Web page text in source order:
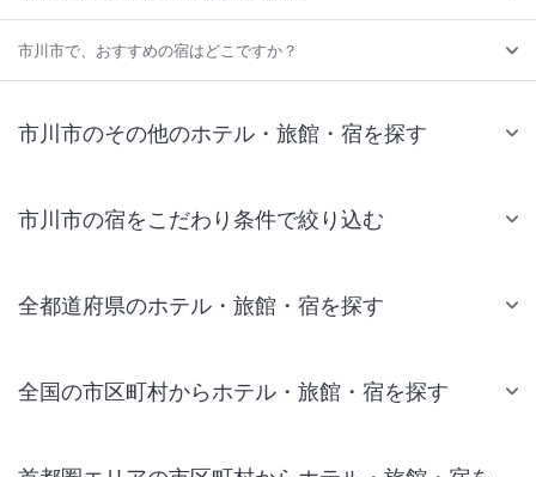
市川市で、おすすめの宿はどこですか？
市川市のその他のホテル・旅館・宿を探す
市川市の宿をこだわり条件で絞り込む
全都道府県のホテル・旅館・宿を探す
全国の市区町村からホテル・旅館・宿を探す